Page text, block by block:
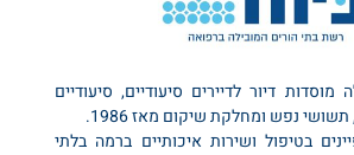
דיור לדיירים סיעודיים, סיעודיים
נפש ומחלקת שיקום מאז 1986.
בטיפול ושירות איכותיים ברמה בלתי